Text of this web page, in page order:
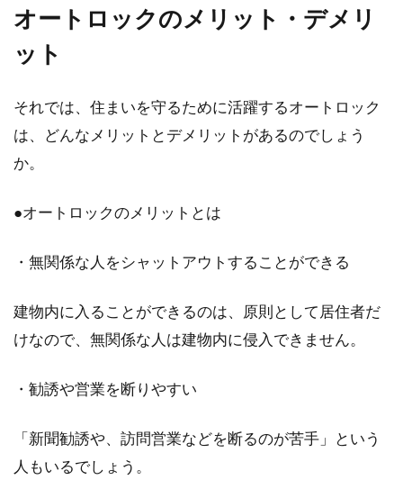
こだわりポイントとは？
ーシ...
の相場はどのくらい？
町家をリノベーションして、そこに住んだり店
集めています...
木造住宅の床がきしむ！きしみの原
オートロックのメリット・デメリ
ット
それでは、住まいを守るために活躍するオートロック
は、どんなメリットとデメリットがあるのでしょう
か。
●オートロックのメリットとは
・無関係な人をシャットアウトすることができる
建物内に入ることができるのは、原則として居住者だ
けなので、無関係な人は建物内に侵入できません。
・勧誘や営業を断りやすい
「新聞勧誘や、訪問営業などを断るのが苦手」という
人もいるでしょう。